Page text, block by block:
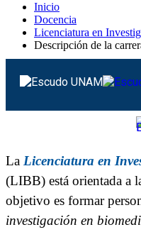
Inicio
Docencia
Licenciatura en
Descripción de la
La Licenciatura en
(LIBB) está orientada a
objetivo es formar
investigación en